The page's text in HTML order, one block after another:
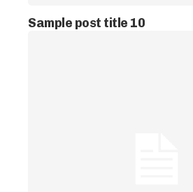
Sample post title 10